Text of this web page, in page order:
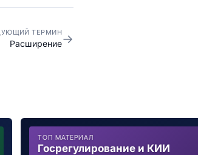
ТЕРМИН
Расширение→
ТОП МАТЕРИАЛ
Госрегулирование и КИИ